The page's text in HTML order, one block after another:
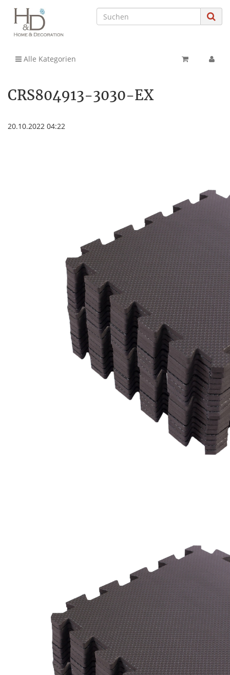
Alle Kategorien
CRS804913-3030-EX
20.10.2022 04:22